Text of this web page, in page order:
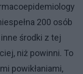
200 osób
środki z tej
niż powinni. To
powikłaniami,